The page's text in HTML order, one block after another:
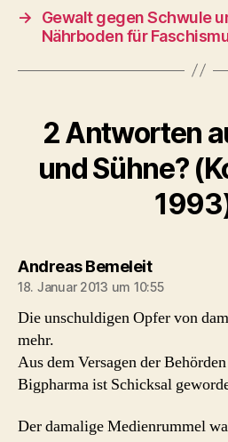
→
Gewalt gegen Schwule
Nährboden für
2 Antworten
und Sühne?
Andreas Bemeleitsagt:
18. Januar 2013 um 10:55
Die unschuldigen Opfer von
mehr.
Aus dem Versagen der
Bigpharma ist Schicksal
Der damalige Medienrummel